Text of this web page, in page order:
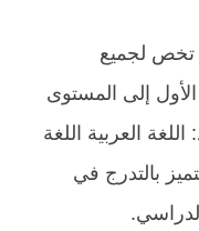
تخص لجميع
الأول إلى المستوى
العربية اللغة
بالتدرج في